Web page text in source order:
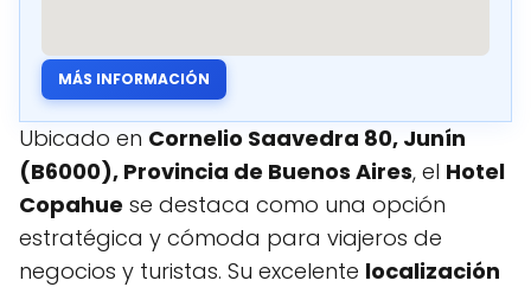
MÁS INFORMACIÓN
Ubicado en Cornelio Saavedra 80, Junín
(B6000), Provincia de Buenos Aires, el Hotel
Copahue se destaca como una opción
estratégica y cómoda para viajeros de
negocios y turistas. Su excelente localización